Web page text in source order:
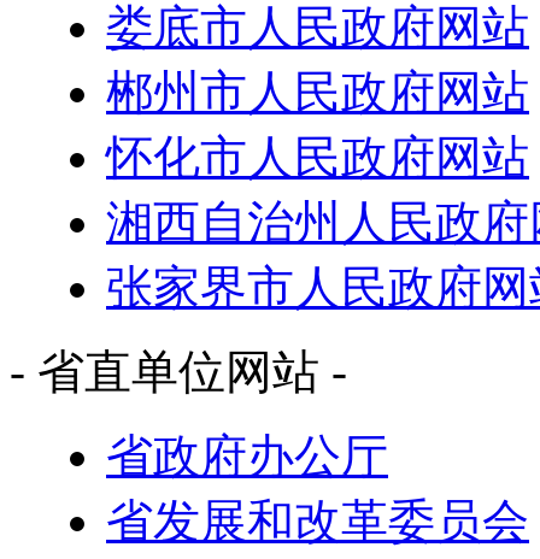
娄底市人民政府网站
郴州市人民政府网站
怀化市人民政府网站
湘西自治州人民政
张家界市人民政府网
- 省直单位网站 -
省政府办公厅
省发展和改革委员会